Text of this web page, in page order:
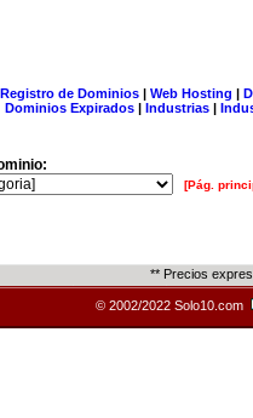
Registro de Dominios| Web Hosting |
Dominios Expirados | Industrias |
[Pág.
** Precios
© 2002/2022 Solo10.com